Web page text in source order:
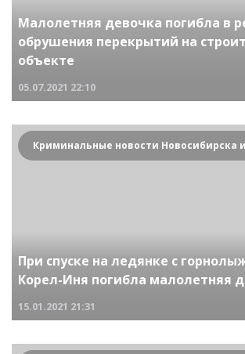
Малолетняя девочка погибла в
обрушения перекрытий на
объекте
05.07.2021 22:10
При спуске на ледянке с
Корел-Иня погибла малолетняя
15.01.2021 21:31